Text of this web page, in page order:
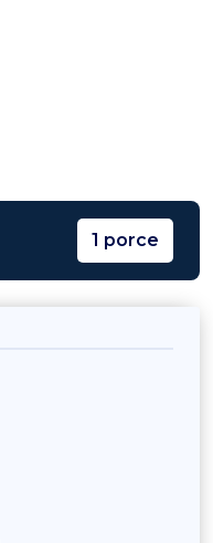
1 porce